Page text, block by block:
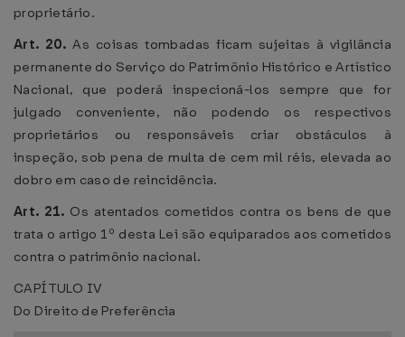
proprietário.
Art. 20.As coisas tombadas ficam sujeitas à vigilância
permanente do Serviço do Patrimônio Histórico e Artístico
Nacional, que poderá inspecioná-los sempre que for
julgado conveniente, não podendo os respectivos
proprietários ou responsáveis criar obstáculos à
inspeção, sob pena de multa de cem mil réis, elevada ao
dobro em caso de reincidência.
Art. 21. Os atentados cometidos contra os bens de que
trata o artigo 1º desta Lei são equiparados aos cometidos
contra o patrimônio nacional.
CAPÍTULO IV
Do Direito de Preferência